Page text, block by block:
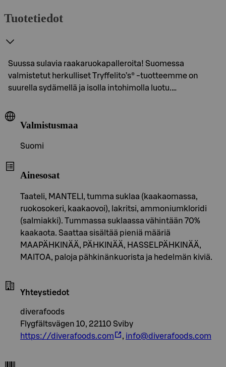
Tuotetiedot
Suussa sulavia raakaruokapalleroita! Suomessa
valmistetut herkulliset Tryffelito’s® -tuotteemme on
suurella sydämellä ja isolla intohimolla luotu.…
Valmistusmaa
Suomi
Ainesosat
Taateli, MANTELI, tumma suklaa (kaakaomassa,
ruokosokeri, kaakaovoi), lakritsi, ammoniumkloridi
(salmiakki). Tummassa suklaassa vähintään 70%
kaakaota. Saattaa sisältää pieniä määriä
MAAPÄHKINÄÄ, PÄHKINÄÄ, HASSELPÄHKINÄÄ,
MAITOA, paloja pähkinänkuorista ja hedelmän kiviä.
Yhteystiedot
diverafoods
Flygfältsvägen 10, 22110 Sviby
https://diverafoods.com
, info@diverafoods.com